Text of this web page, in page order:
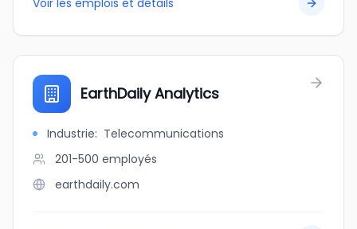
Voir les emplois et détails
EarthDaily Analytics
Industrie: Telecommunications
201-500 employés
earthdaily.com